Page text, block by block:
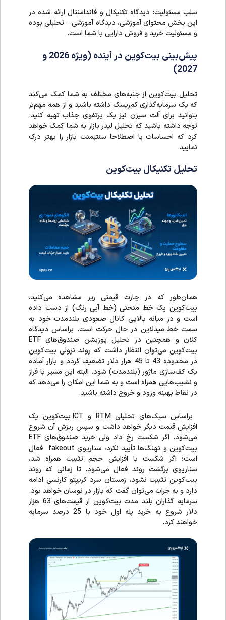
سلب مسئولیت: دیدگاه تکنیکال و فاندامنتال ارائه شده در
این بخش محتوای آموزشی، دیدگاه آموزشی – تحلیلی بوده
و مسئولیت خرید و فروش دارایی با شما است.
پیش‌بینی بیت‌کوین در آینده (ویژه 2026 و
2027)
تحلیل بیت‌کوین از جنبه‌های مختلف به شما کمک می‌کند
که یک سرمایه‌گذاری کم‌ریسک داشته باشید و از همه مهم‌تر
بتوانید برای آلت سیزن نیز یک پرتفوی جذاب تهیه کنید.
توجه داشته باشید که تحلیل لیدر بازار به شما کمک خواهد
کرد که احساسات یا اصطلاحا سنتیمنت بازار را بهتر درک
نمایید.
تحلیل تکنیکال بیت‌کوین
همان‌طور که در چارت قیمتی زیر مشاهده می‌کنید،
بیت‌کوین یک خط منحنی (خط آبی رنگ) از دست داده
است و در میانه بالایی کانال صعودی بلندمدت خود به
سمت خط میدلاین در حال حرکت است. براساس دیدگاه
کلان و همچنین در تحلیل پوزیشن‌ صندوق‌های ETF
بیت‌کوین می‌توان انتظار داشت که روند نزولی بیت‌کوین
در محدوده 43 تا 45 هزار دلار تضعیف گردد و بازار آماده
یک کف‌سازی ماژور (بلندمدت) شود. البته این مسیر با فراز
و نشیب‌هایی همراه است و به شما این امکان را می‌دهد که
در نقاط بهینه ورود و خروج‌ داشته باشید.
براساس سبک‌های تحلیلی RTM و ICT بیت‌کوین یک
افزایش قیمت دیگر خواهد داشت و سپس ریزش آن شروع
می‌شود. اگر شکست رخ داد ولی خرید صندوق‌های ETF
بیت‌کوین و نهنگ‌ها تأیید نکرد، سناریوی fakeout فعال
است؛ اگر شکست با افزایش حجم تثبیت همراه شد،
سناریوی برگشت روند فعال می‌شود. تا زمانی که روند
بیت‌کوین تثبیت نشود، زمستان سرد کریپتو کارنسی ادامه
دارد و به جرات می‌توان گفت که بازار در نوسان خواهد بود.
سرمایه گذاران بلند مدت بیت‌کوین از قیمت‌های 63 هزار
دلار شروع به خرید پله اول خود با 25 درصد سرمایه
خواهند کرد.